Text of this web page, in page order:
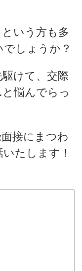
いう方も多
しょうか？
けて、交際
悩んでらっ
接にまつわ
たします！